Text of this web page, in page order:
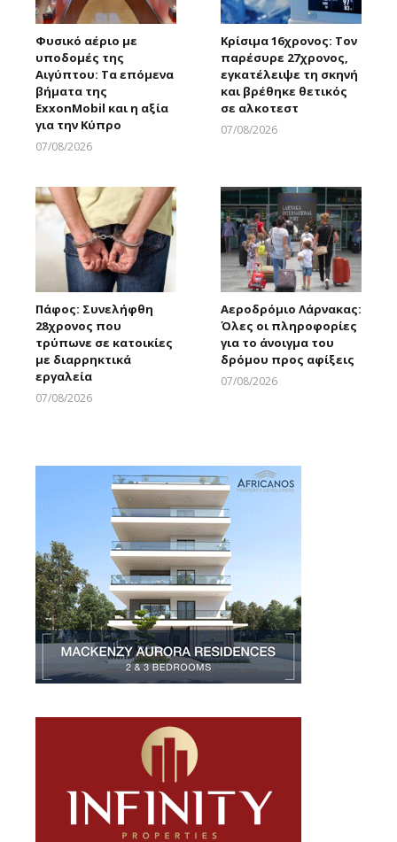
Φυσικό αέριο με
υποδομές της
Αιγύπτου: Τα επόμενα
βήματα της
ExxonMobil και η αξία
για την Κύπρο
07/08/2026
Κρίσιμα 16χρονος: Τον
παρέσυρε 27χρονος,
εγκατέλειψε τη σκηνή
και βρέθηκε θετικός
σε αλκοτεστ
07/08/2026
Πάφος: Συνελήφθη
28χρονος που
τρύπωνε σε κατοικίες
με διαρρηκτικά
εργαλεία
07/08/2026
Αεροδρόμιο Λάρνακας:
Όλες οι πληροφορίες
για το άνοιγμα του
δρόμου προς αφίξεις
07/08/2026